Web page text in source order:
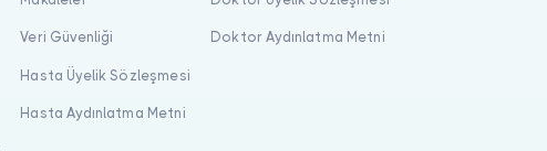
Veri Güvenliği
Hasta Üyelik Sözleşmesi
Hasta Aydınlatma Metni
Doktor Aydınlatma Metni